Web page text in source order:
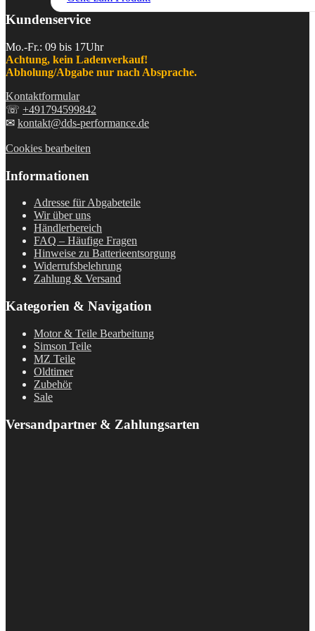
Kundenservice
Mo.-Fr.: 09 bis 17Uhr
Achtung, kein Ladenverkauf!
Abholung/Abgabe nur nach Absprache.
Kontaktformular
☏ +491794599842
✉ kontakt@dds-performance.de
Cookies bearbeiten
Informationen
Adresse für Abgabeteile
Wir über uns
Händlerbereich
FAQ – Häufige Fragen
Hinweise zu Batterieentsorgung
Widerrufsbelehrung
Zahlung & Versand
Kategorien & Navigation
Motor & Teile Bearbeitung
Simson Teile
MZ Teile
Oldtimer
Zubehör
Sale
Versandpartner & Zahlungsarten